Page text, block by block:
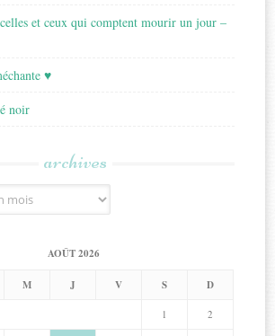
et ceux qui comptent mourir un jour –
♥
noir
archives
AOÛT 2026
M J V S D
1 2